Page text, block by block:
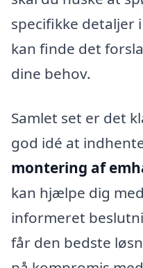
specifikke detaljer
kan finde det
dine behov.
Samlet set er det
god idé at
montering af
kan hjælpe dig
informeret
får den bedste